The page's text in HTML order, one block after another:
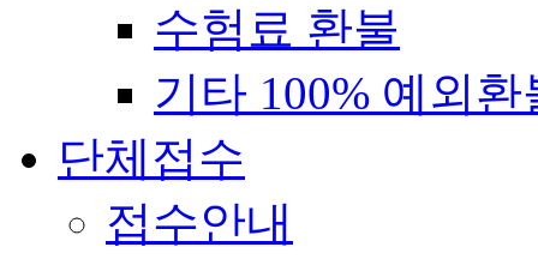
수험료 환불
기타 100% 예외환
단체접수
접수안내